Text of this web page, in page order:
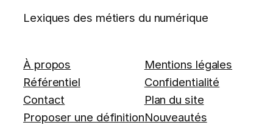
Lexiques des métiers du numérique
À propos
Référentiel
Contact
Proposer une définition
Mentions légales
Confidentialité
Plan du site
Nouveautés